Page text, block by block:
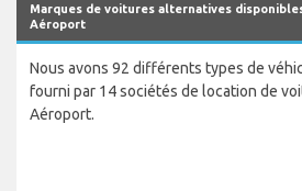
Marques de voitures alternatives
Aéroport
Nous avons 92 différents types de
fourni par 14 sociétés de location de
Aéroport.